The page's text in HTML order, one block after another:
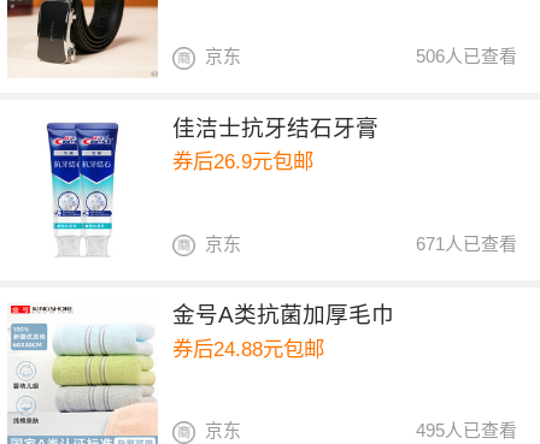
506人已查看
京东
佳洁士抗牙结石牙膏
券后26.9元包邮
671人已查看
京东
金号A类抗菌加厚毛巾
券后24.88元包邮
495人已查看
京东